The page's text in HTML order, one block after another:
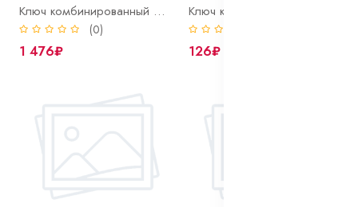
Ключ комбинированный 36 мм
(0)
1 476₽ 126₽